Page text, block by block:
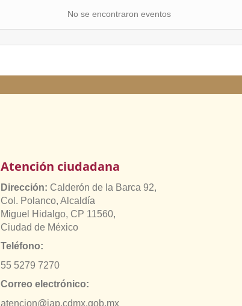
No se encontraron eventos
Atención ciudadana
Dirección: Calderón de la Barca 92,
Col. Polanco, Alcaldía
Miguel Hidalgo, CP 11560,
Ciudad de México
Teléfono:
55 5279 7270
Correo electrónico:
atencion@jap.cdmx.gob.mx